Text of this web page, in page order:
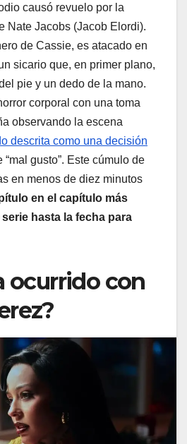
causó revuelo por la
Nate Jacobs (Jacob Elordi).
de Cassie, es atacado en
sicario que, en primer plano,
pie y un dedo de la mano.
corporal con una toma
observando la escena
descrita como una decisión
“mal gusto”. Este cúmulo de
en menos de diez minutos
en el capítulo más
hasta la fecha para
ocurrido con